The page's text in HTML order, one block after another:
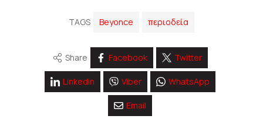
TAGS Beyonce περιοδεία
Share Facebook Twitter
Linkedin Viber WhatsApp
Email